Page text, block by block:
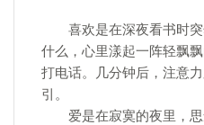
喜欢是在深夜看书时突
什么，心里漾起一阵轻飘
打电话。几分钟后，注意
引。
爱是在寂寞的夜里，思